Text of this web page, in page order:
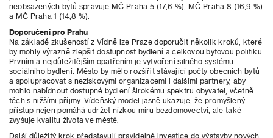
neobsazených bytů spravuje MČ Praha 5 (17,6 %), MČ Praha 8 (16,9 %)
a MČ Praha 1 (14,8 %).
Doporučení pro Prahu
Na základě zkušeností z Vídně lze Praze doporučit několik kroků, které
by mohly výrazně zlepšit dostupnost bydlení a celkovou bytovou politiku.
Prvním a nejdůležitějším opatřením je vytvoření silného systému
sociálního bydlení. Město by mělo rozšířit stávající počty obecních bytů
a spolupracovat s neziskovými organizacemi i dalšími partnery, aby
mohlo nabídnout dostupné bydlení širokému spektru obyvatel, včetně
těch s nižšími příjmy. Vídeňský model jasně ukazuje, že promyšlený
přístup nejen pomáhá udržet nízkou míru bezdomovectví, ale také
zvyšuje kvalitu života ve městě.
Další důležitý krok představují pravidelné investice do výstavby nových